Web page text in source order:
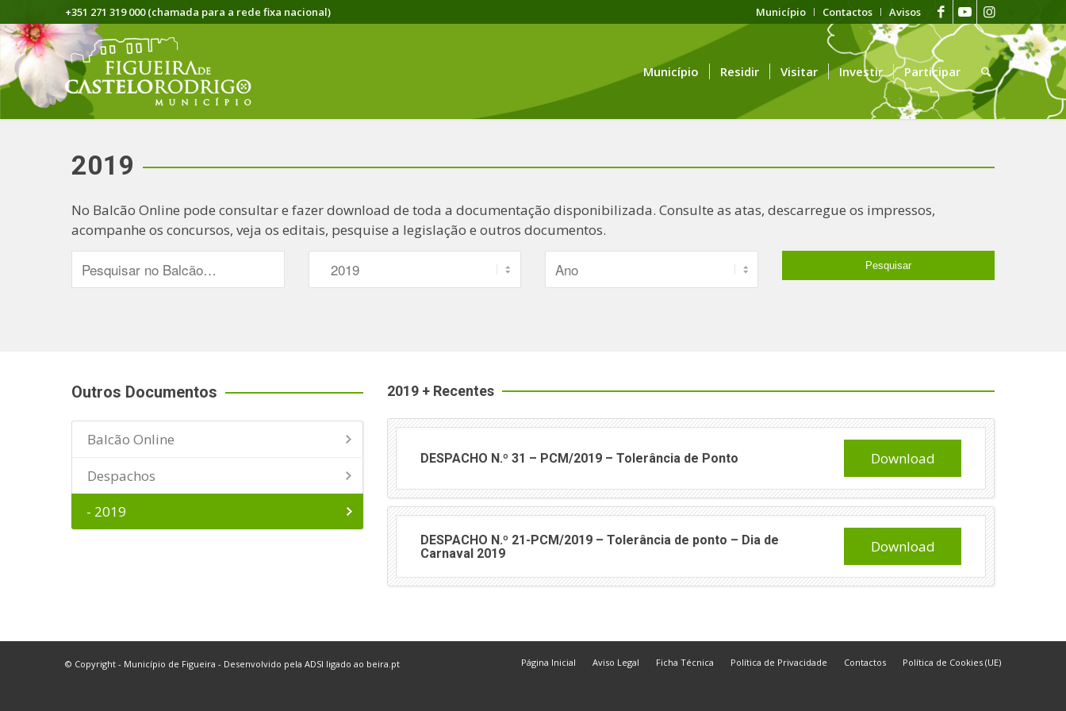
Município Contactos Avisos
+351 271 319 000 (chamada para a rede fixa nacional)
Município Residir Visitar Investir Participar
2019
No Balcão Online pode consultar e fazer download de toda a documentação disponibilizada. Consulte as atas, descarregue os impressos,
acompanhe os concursos, veja os editais, pesquise a legislação e outros documentos.
Outros Documentos
Balcão Online
Despachos
- 2019
2019 + Recentes
DESPACHO N.º 31 – PCM/2019 – Tolerância de Ponto Download
DESPACHO N.º 21-PCM/2019 – Tolerância de ponto – Dia de
Carnaval 2019
Download
© Copyright - Município de Figueira - Desenvolvido pela ADSI ligado ao beira.pt Página Inicial Aviso Legal Ficha Técnica Política de Privacidade Contactos Política de Cookies (UE)